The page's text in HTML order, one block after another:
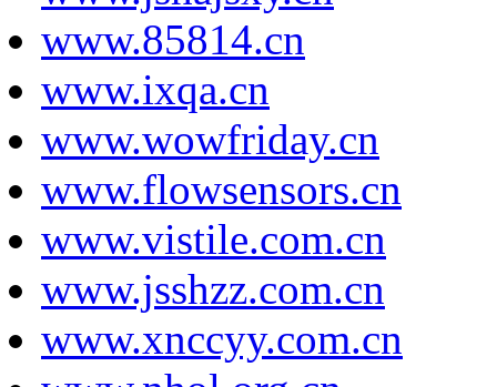
www.85814.cn
www.ixqa.cn
www.wowfriday.cn
www.flowsensors.cn
www.vistile.com.cn
www.jsshzz.com.cn
www.xnccyy.com.cn